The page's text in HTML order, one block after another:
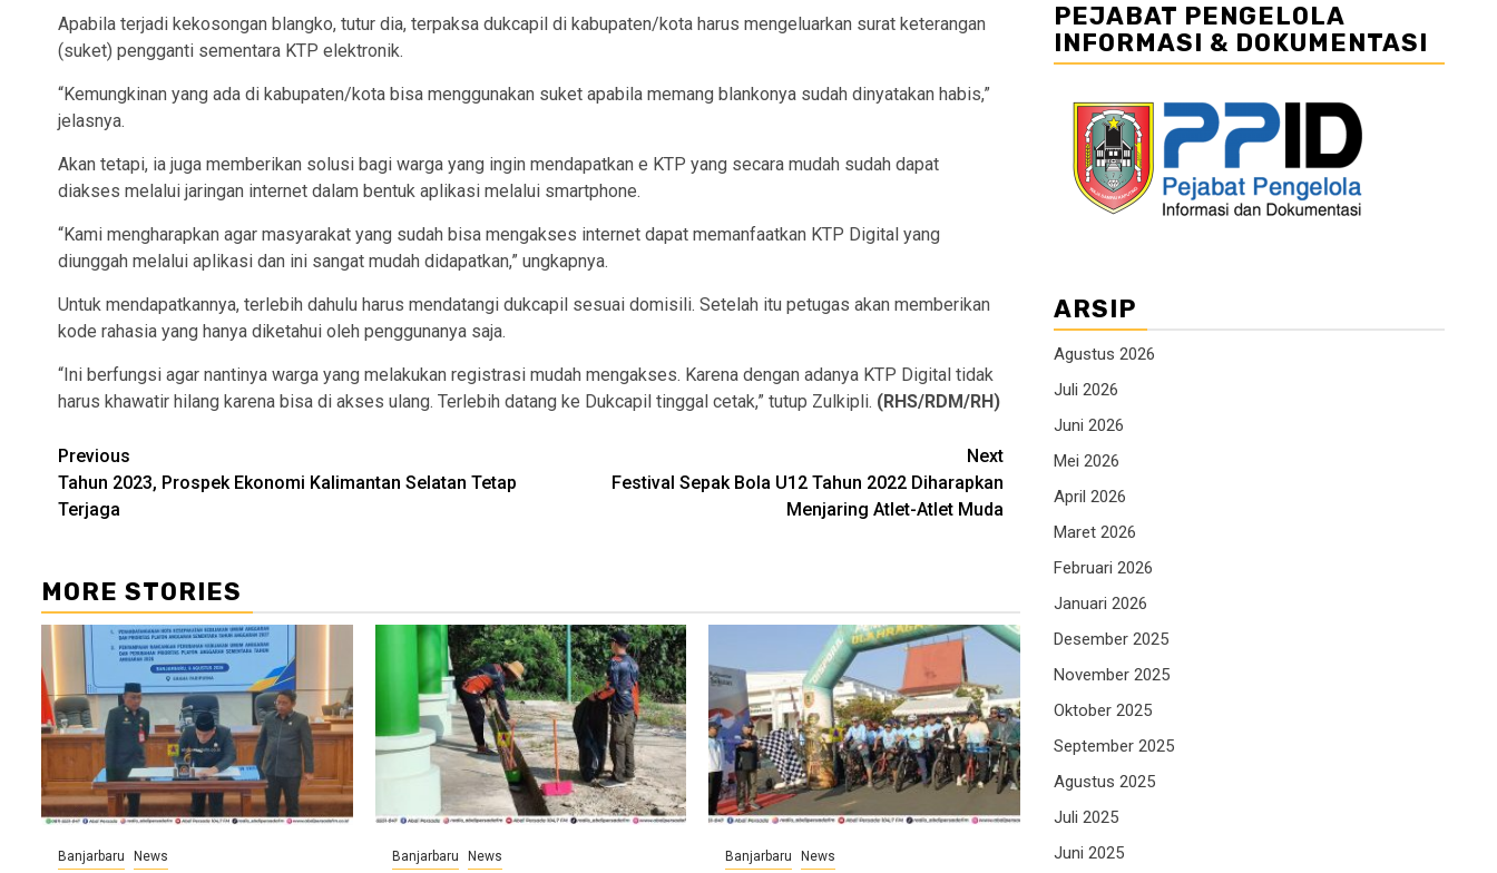
Apabila terjadi kekosongan blangko, tutur dia, terpaksa dukcapil di kabupaten/kota harus mengeluarkan surat keterangan
(suket) pengganti sementara KTP elektronik.
“Kemungkinan yang ada di kabupaten/kota bisa menggunakan suket apabila memang blankonya sudah dinyatakan habis,”
jelasnya.
Akan tetapi, ia juga memberikan solusi bagi warga yang ingin mendapatkan e KTP yang secara mudah sudah dapat
diakses melalui jaringan internet dalam bentuk aplikasi melalui smartphone.
“Kami mengharapkan agar masyarakat yang sudah bisa mengakses internet dapat memanfaatkan KTP Digital yang
diunggah melalui aplikasi dan ini sangat mudah didapatkan,” ungkapnya.
Untuk mendapatkannya, terlebih dahulu harus mendatangi dukcapil sesuai domisili. Setelah itu petugas akan memberikan
kode rahasia yang hanya diketahui oleh penggunanya saja.
“Ini berfungsi agar nantinya warga yang melakukan registrasi mudah mengakses. Karena dengan adanya KTP Digital tidak
harus khawatir hilang karena bisa di akses ulang. Terlebih datang ke Dukcapil tinggal cetak,” tutup Zulkipli. (RHS/RDM/RH)
Continue
Reading
Previous
Tahun 2023, Prospek Ekonomi Kalimantan Selatan Tetap
Terjaga
Next
Festival Sepak Bola U12 Tahun 2022 Diharapkan
Menjaring Atlet-Atlet Muda
MORE STORIES
Banjarbaru News Banjarbaru News Banjarbaru News
PEJABAT PENGELOLA
INFORMASI & DOKUMENTASI
ARSIP
Agustus 2026
Juli 2026
Juni 2026
Mei 2026
April 2026
Maret 2026
Februari 2026
Januari 2026
Desember 2025
November 2025
Oktober 2025
September 2025
Agustus 2025
Juli 2025
Juni 2025